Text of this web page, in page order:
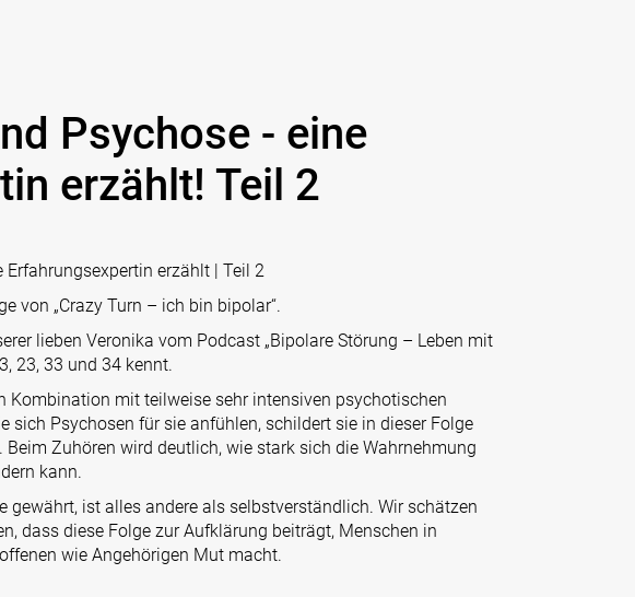
Psychose - eine
erzählt! Teil 2
erzählt | Teil 2
von „Crazy Turn – ich bin bipolar“.
lieben Veronika vom Podcast „Bipolare Störung – Leben mit
23, 33 und 34 kennt.
Kombination mit teilweise sehr intensiven psychotischen
sich Psychosen für sie anfühlen, schildert sie in dieser Folge
Zuhören wird deutlich, wie stark sich die Wahrnehmung
kann.
gewährt, ist alles andere als selbstverständlich. Wir schätzen
dass diese Folge zur Aufklärung beiträgt, Menschen in
wie Angehörigen Mut macht.